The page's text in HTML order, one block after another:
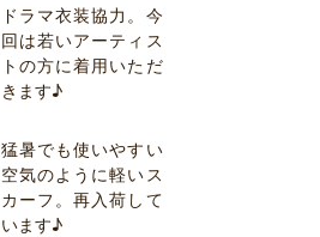
ドラマ衣装協力。今
回は若いアーティス
トの方に着用いただ
きます♪
猛暑でも使いやすい
空気のように軽いス
カーフ。再入荷して
います♪